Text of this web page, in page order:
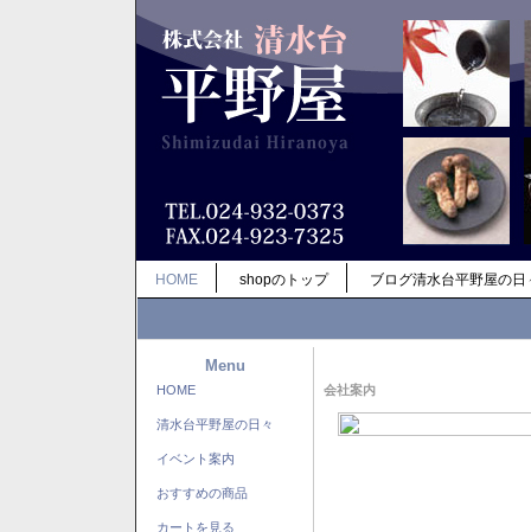
HOME shopのトップ ブログ清水台平野屋の日
Menu
HOME
清水台平野屋の日々
イベント案内
おすすめの商品
カートを見る
会社案内